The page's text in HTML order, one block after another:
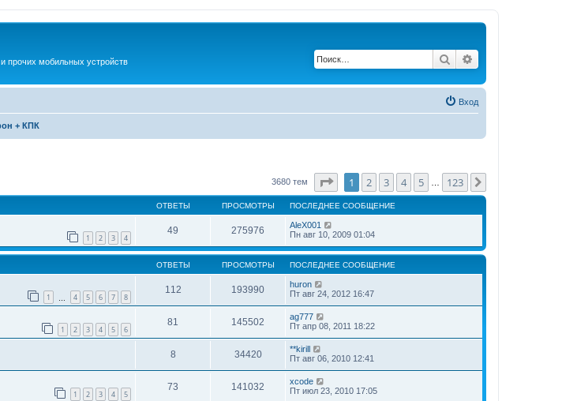
прочих мобильных устройств Поиск
Вход
+ КПК
3680 тем Страница 1 из123
1 2 3 4 5 123
ОТВЕТЫ ПРОСМОТРЫ ПОСЛЕДНЕЕ СООБЩЕНИЕ
1 2 3 4
49 275976
AleX001
Пн авг 10, 2009 01:04
ОТВЕТЫ ПРОСМОТРЫ ПОСЛЕДНЕЕ СООБЩЕНИЕ
1 4 5 6 7 8
112 193990
huron
Пт авг 24, 2012 16:47
1 2 3 4 5 6
81 145502
ag777
Пт апр 08, 2011 18:22
8 34420
**kirill
Пт авг 06, 2010 12:41
1 2 3 4 5
73 141032
xcode
Пт июл 23, 2010 17:05